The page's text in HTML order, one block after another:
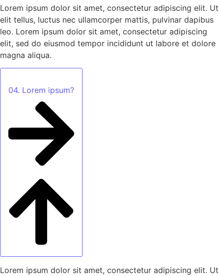
Lorem ipsum dolor sit amet, consectetur adipiscing elit. Ut
elit tellus, luctus nec ullamcorper mattis, pulvinar dapibus
leo. Lorem ipsum dolor sit amet, consectetur adipiscing
elit, sed do eiusmod tempor incididunt ut labore et dolore
magna aliqua.
04. Lorem ipsum?
Lorem ipsum dolor sit amet, consectetur adipiscing elit. Ut